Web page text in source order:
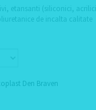
etansanti (siliconici,
de incalta calitate